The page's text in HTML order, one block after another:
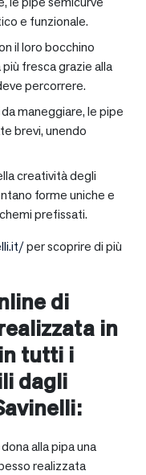
e funzionale.
il loro bocchino
fresca grazie alla
percorrere.
maneggiare, le pipe
brevi, unendo
creatività degli
forme uniche e
prefissati.
per scoprire di più
di
in
tutti i
dagli
alla pipa una
realizzata